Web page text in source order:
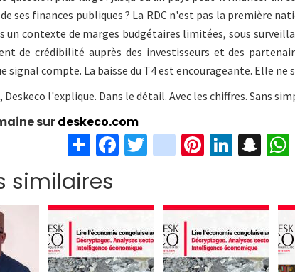
ses finances publiques ? La RDC n'est pas la première
un contexte de marges budgétaires limitées, sous
de crédibilité auprès des investisseurs et des
signal compte. La baisse du T4 est encourageante. Elle ne
l'explique. Dans le détail. Avec les chiffres. Sans
surdeskeco.com
S
h
ar
e
Fa
ce
o
o
k
T
wi
er
in
st
ra
m
Pi
nt
es
t
Li
n
dI
n
S
n
pc
h
at
similaires